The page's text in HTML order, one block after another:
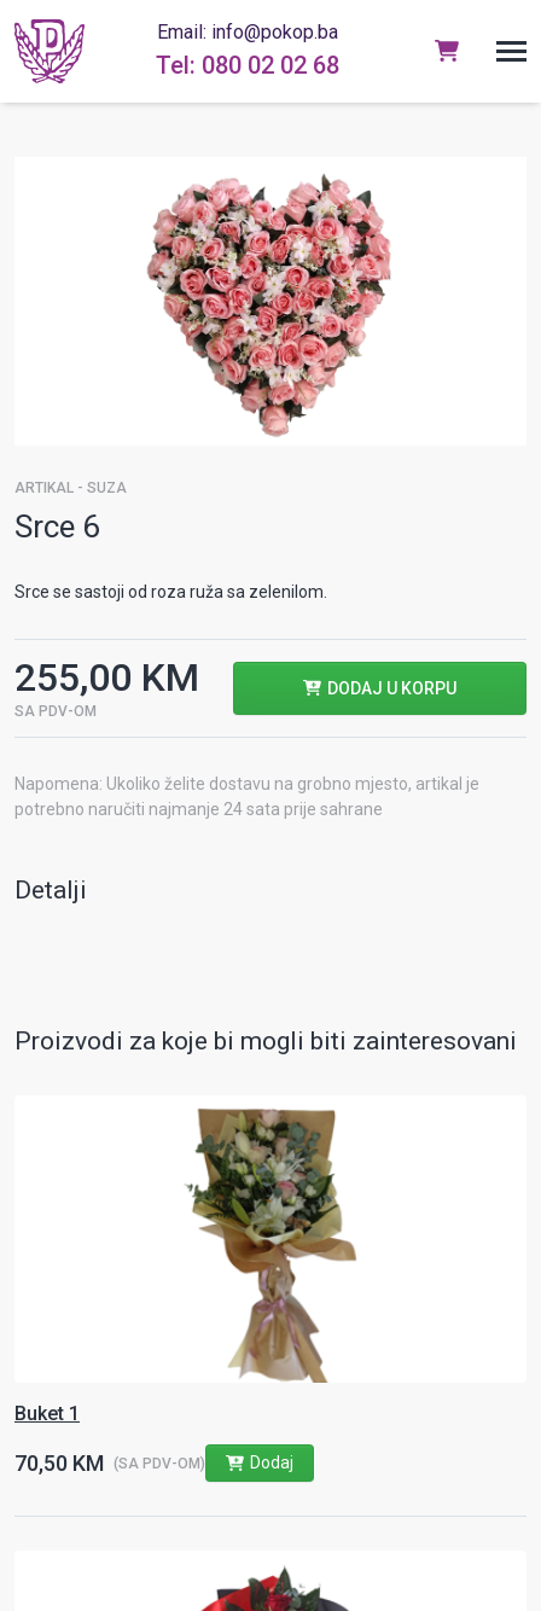
Email: info@pokop.ba
Tel: 080 02 02 68
ARTIKAL - SUZA
Srce 6
Srce se sastoji od roza ruža sa zelenilom.
255,00 KM
SA PDV-OM
DODAJ U KORPU
Napomena: Ukoliko želite dostavu na grobno mjesto, artikal je
potrebno naručiti najmanje 24 sata prije sahrane
Detalji
Proizvodi za koje bi mogli biti zainteresovani
Buket 1
70,50 KM (SA PDV-OM) Dodaj